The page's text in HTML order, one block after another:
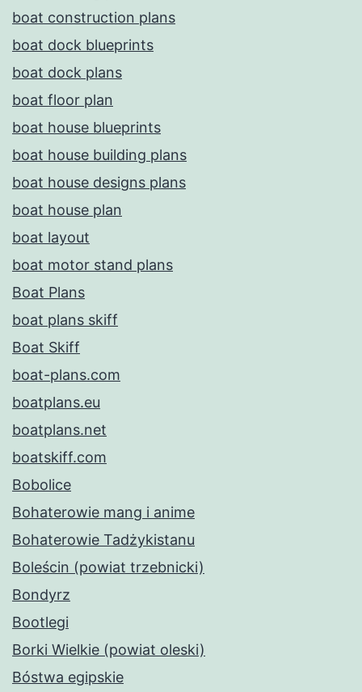
boat construction plans
boat dock blueprints
boat dock plans
boat floor plan
boat house blueprints
boat house building plans
boat house designs plans
boat house plan
boat layout
boat motor stand plans
Boat Plans
boat plans skiff
Boat Skiff
boat-plans.com
boatplans.eu
boatplans.net
boatskiff.com
Bobolice
Bohaterowie mang i anime
Bohaterowie Tadżykistanu
Boleścin (powiat trzebnicki)
Bondyrz
Bootlegi
Borki Wielkie (powiat oleski)
Bóstwa egipskie